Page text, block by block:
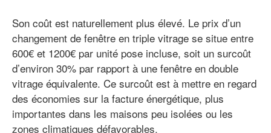
Son coût est naturellement plus élevé. Le prix d’un
changement de fenêtre en triple vitrage se situe entre
600€ et 1200€ par unité pose incluse, soit un surcoût
d’environ 30% par rapport à une fenêtre en double
vitrage équivalente. Ce surcoût est à mettre en regard
des économies sur la facture énergétique, plus
importantes dans les maisons peu isolées ou les
zones climatiques défavorables.